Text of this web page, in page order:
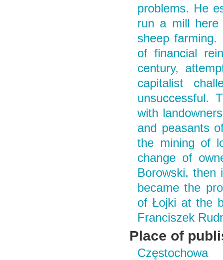
problems. He
run a mill here
sheep
of financial
century,
capitalist
unsuccessful.
with
and peasants
the mining of
change of
Borowski, then
became the
of Łojki at the
Franciszek
Place of
Częstochowa